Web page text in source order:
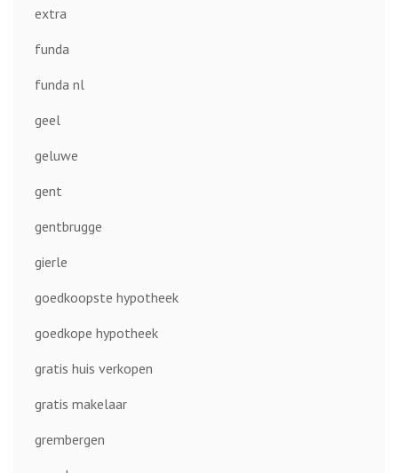
extra
funda
funda nl
geel
geluwe
gent
gentbrugge
gierle
goedkoopste hypotheek
goedkope hypotheek
gratis huis verkopen
gratis makelaar
grembergen